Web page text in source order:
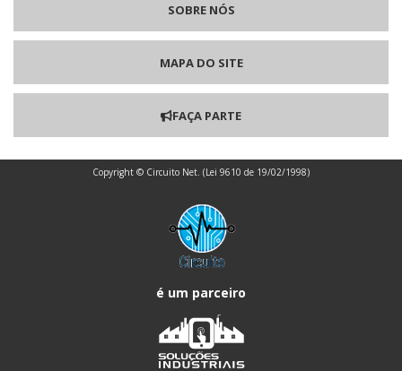
FABRICANTE PLACA DE CIRCUITO IMPRESSO
PLACA CIRCUITO IMPRESSO FR4
PLACA CIRCUITO IMPRESSO SOLDA
PLACA DE CIRCUITO IMPRESSO 10X15
PLACA DE CIRCUITO IMPRESSO 30X30
PLACA DE CIRCUITO IMPRESSO ARDUINO
PLACA DE CIRCUITO IMPRESSO DUPLA FACE PREÇO
SOBRE NÓS
MAPA DO SITE
FAÇA PARTE
Copyright © Circuito Net. (Lei 9610 de 19/02/1998)
é um parceiro